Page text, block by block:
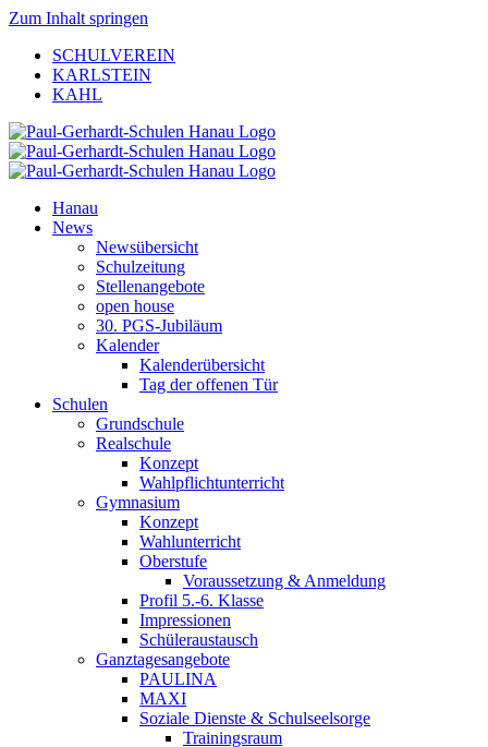
Zum Inhalt springen
SCHULVEREIN
KARLSTEIN
KAHL
Hanau
News
Newsübersicht
Schulzeitung
Stellenangebote
open house
30. PGS-Jubiläum
Kalender
Kalenderübersicht
Tag der offenen Tür
Schulen
Grundschule
Realschule
Konzept
Wahlpflichtunterricht
Gymnasium
Konzept
Wahlunterricht
Oberstufe
Voraussetzung & Anmeldung
Profil 5.-6. Klasse
Impressionen
Schüleraustausch
Ganztagesangebote
PAULINA
MAXI
Soziale Dienste & Schulseelsorge
Trainingsraum